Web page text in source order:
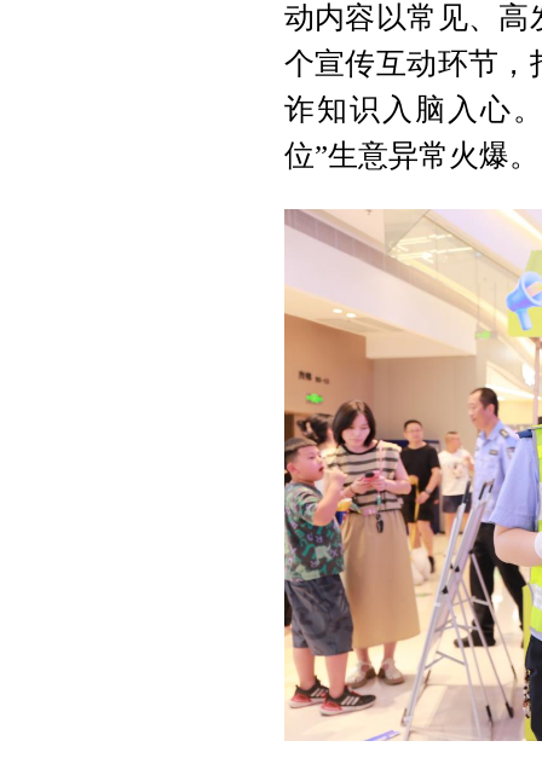
动内容以常见、高
个宣传互动环节，
诈知识入脑入心
位”生意异常火爆。